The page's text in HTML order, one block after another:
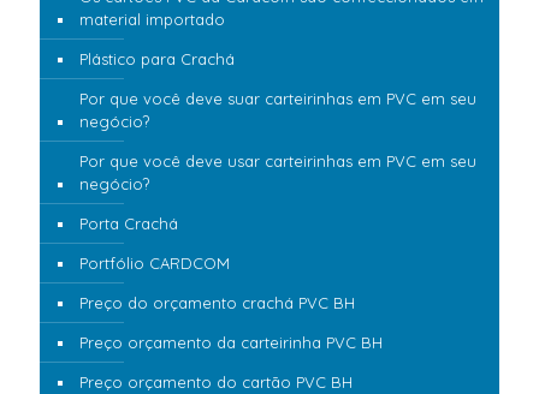
material importado
Plástico para Crachá
Por que você deve suar carteirinhas em PVC em seu
negócio?
Por que você deve usar carteirinhas em PVC em seu
negócio?
Porta Crachá
Portfólio CARDCOM
Preço do orçamento crachá PVC BH
Preço orçamento da carteirinha PVC BH
Preço orçamento do cartão PVC BH